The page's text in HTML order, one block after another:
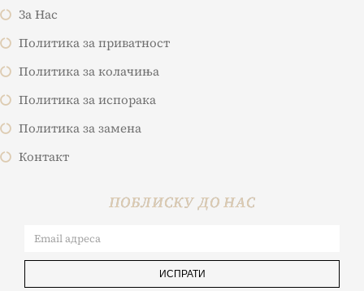
За Нас
Политика за приватност
Политика за колачиња
Политика за испорака
Политика за замена
Контакт
ПОБЛИСКУ ДО НАС
ИСПРАТИ